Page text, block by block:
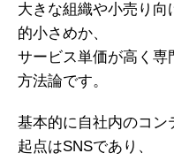
大きな組織や小売り
的小さめか、
サービス単価が高く専
方法論です。
基本的に自社内のコン
起点はSNSであり、